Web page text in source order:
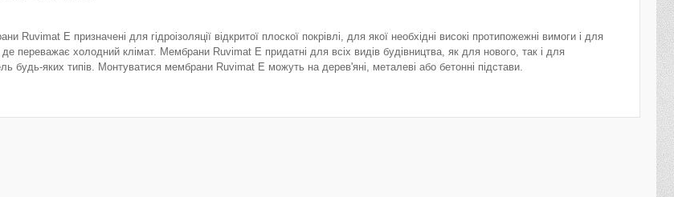
Ruvimat E призначені для гідроізоляції відкритої плоскої покрівлі, для якої необхідні високі протипожежні вимоги і для
переважає холодний клімат. Мембрани Ruvimat E придатні для всіх видів будівництва, як для нового, так і для
будь-яких типів. Монтуватися мембрани Ruvimat E можуть на дерев'яні, металеві або бетонні підстави.